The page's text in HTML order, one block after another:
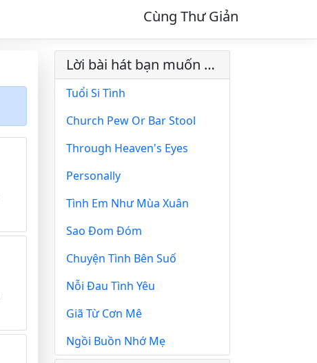
Cùng Thư Giản
Lời bài hát bạn muốn xem
Tuổi Si Tình
Church Pew Or Bar Stool
Through Heaven's Eyes
Personally
Tình Em Như Mùa Xuân
Sao Đom Đóm
Chuyện Tình Bên Suố
Nỗi Đau Tình Yêu
Giã Từ Cơn Mê
Ngồi Buồn Nhớ Mẹ